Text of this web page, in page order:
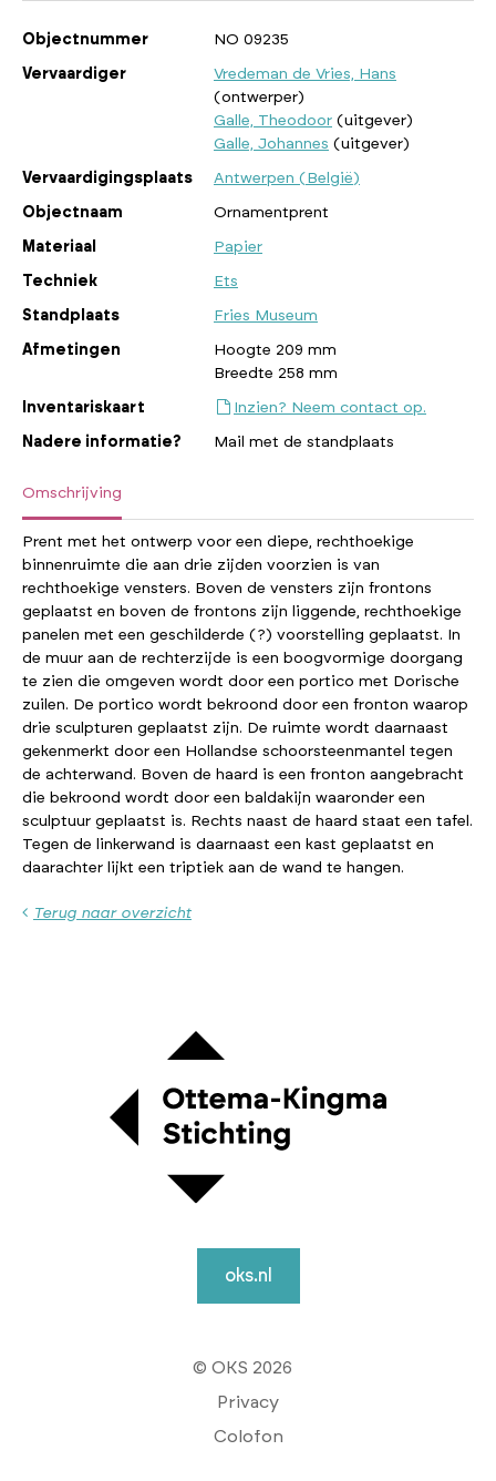
Objectnummer NO 09235
Vervaardiger
Vredeman de Vries, Hans
(ontwerper)
Galle, Theodoor (uitgever)
Galle, Johannes (uitgever)
Vervaardigingsplaats Antwerpen (België)
Objectnaam Ornamentprent
Materiaal Papier
Techniek Ets
Standplaats Fries Museum
Afmetingen
Hoogte 209 mm
Breedte 258 mm
Inventariskaart Inzien? Neem contact op.
Nadere informatie? Mail met de standplaats
Omschrijving
Prent met het ontwerp voor een diepe, rechthoekige
binnenruimte die aan drie zijden voorzien is van
rechthoekige vensters. Boven de vensters zijn frontons
geplaatst en boven de frontons zijn liggende, rechthoekige
panelen met een geschilderde (?) voorstelling geplaatst. In
de muur aan de rechterzijde is een boogvormige doorgang
te zien die omgeven wordt door een portico met Dorische
zuilen. De portico wordt bekroond door een fronton waarop
drie sculpturen geplaatst zijn. De ruimte wordt daarnaast
gekenmerkt door een Hollandse schoorsteenmantel tegen
de achterwand. Boven de haard is een fronton aangebracht
die bekroond wordt door een baldakijn waaronder een
sculptuur geplaatst is. Rechts naast de haard staat een tafel.
Tegen de linkerwand is daarnaast een kast geplaatst en
daarachter lijkt een triptiek aan de wand te hangen.
Terug naar overzicht
oks.nl
© OKS 2026
Privacy
Colofon